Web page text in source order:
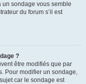
un sondage vous semble
du forum s’il est
?
être modifiés que par
Pour modifier un sondage,
car le sondage est